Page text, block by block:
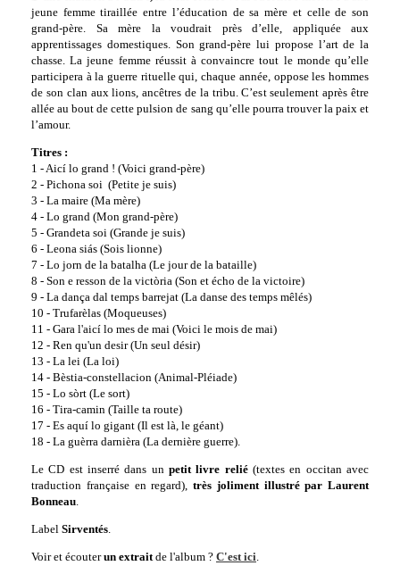
jeune femme tiraillée entre l’éducation de sa mère et celle de son
grand-père. Sa mère la voudrait près d’elle, appliquée aux
apprentissages domestiques. Son grand-père lui propose l’art de la
chasse. La jeune femme réussit à convaincre tout le monde qu’elle
participera à la guerre rituelle qui, chaque année, oppose les hommes
de son clan aux lions, ancêtres de la tribu. C’est seulement après être
allée au bout de cette pulsion de sang qu’elle pourra trouver la paix et
l’amour.
Titres :
1 - Aicí lo grand ! (Voici grand-père)
2 - Pichona soi (Petite je suis)
3 - La maire (Ma mère)
4 - Lo grand (Mon grand-père)
5 - Grandeta soi (Grande je suis)
6 - Leona siás (Sois lionne)
7 - Lo jorn de la batalha (Le jour de la bataille)
8 - Son e resson de la victòria (Son et écho de la victoire)
9 - La dança dal temps barrejat (La danse des temps mêlés)
10 - Trufarèlas (Moqueuses)
11 - Gara l'aicí lo mes de mai (Voici le mois de mai)
12 - Ren qu'un desir (Un seul désir)
13 - La lei (La loi)
14 - Bèstia-constellacion (Animal-Pléiade)
15 - Lo sòrt (Le sort)
16 - Tira-camin (Taille ta route)
17 - Es aquí lo gigant (Il est là, le géant)
18 - La guèrra darnièra (La dernière guerre).
Le CD est inserré dans un petit livre relié(textes en occitan avec
traduction française en regard), très joliment illustré par Laurent
Bonneau.
Label Sirventés.
Voir et écouterun extraitde l'album ? C'est ici.